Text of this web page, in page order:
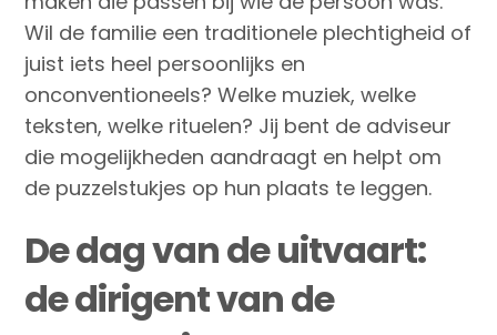
Wil de familie een traditionele plechtigheid of
juist iets heel persoonlijks en
onconventioneels? Welke muziek, welke
teksten, welke rituelen? Jij bent de adviseur
die mogelijkheden aandraagt en helpt om
de puzzelstukjes op hun plaats te leggen.
De dag van de uitvaart:
de dirigent van de